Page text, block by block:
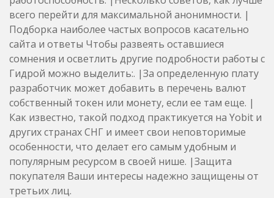
всего перейти для максимальной анонимности. |
Подборка наиболее частых вопросов касательно
сайта и ответы Чтобы развеять оставшиеся
сомнения и осветлить другие подробности работы с
Гидрой можно выделить:. |За определенную плату
разработчик может добавить в перечень валют
собственный токен или монету, если ее там еще. |
Как известно, такой подход практикуется на Yobit и
других странах СНГ и имеет свои неповторимые
особенности, что делает его самым удобным и
популярным ресурсом в своей нише. |Защита
покупателя Ваши интересы надежно защищены от
третьих лиц.